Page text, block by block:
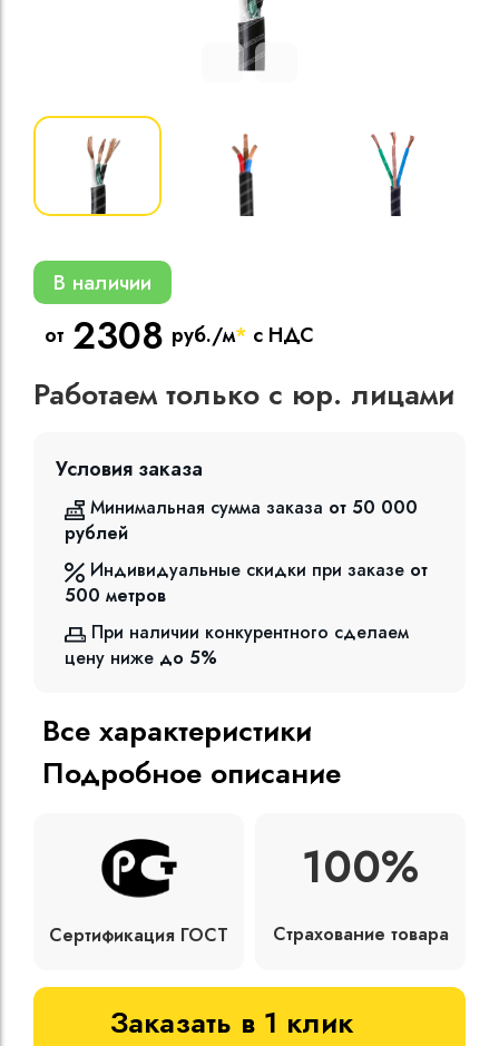
Кабели
изоляцией
В наличии
от 2308 руб./м* с НДС
Работаем только с юр. лицами
Условия заказа
Минимальная сумма заказа от 50 000
рублей
Индивидуальные скидки при заказе от
500 метров
При наличии конкурентного сделаем
цену ниже до 5%
Все характеристики
Подробное описание
Сертификация ГОСТ
100%
Страхование товара
Заказать в 1 клик